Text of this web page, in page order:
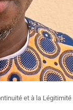
et à la Légitimité